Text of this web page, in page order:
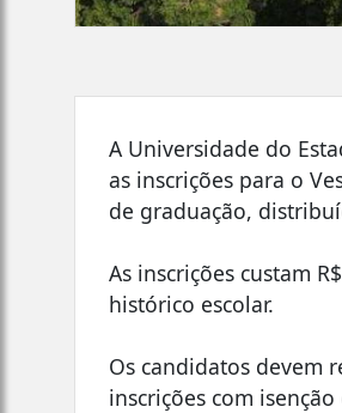
A Universidade do
as inscrições para o
de graduação,
As inscrições custam
histórico escolar.
Os candidatos devem
inscrições com